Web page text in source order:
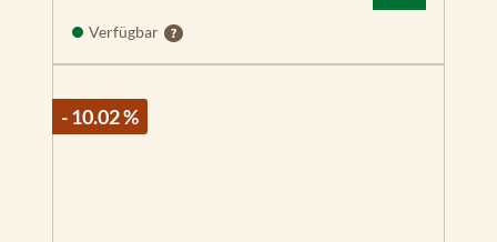
Verfügbar
- 10.02 %